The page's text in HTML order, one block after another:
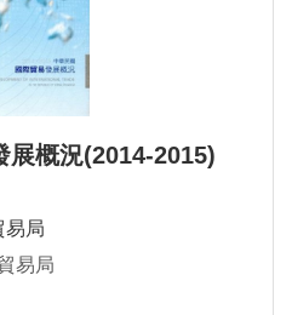
展概況(2014-2015)
易局
易局